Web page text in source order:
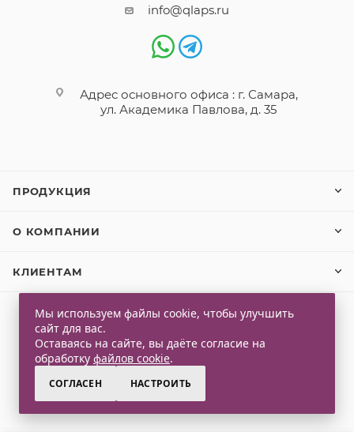
info@qlaps.ru
Адрес основного офиса : г. Самара,
ул. Академика Павлова, д. 35
ПРОДУКЦИЯ
О КОМПАНИИ
КЛИЕНТАМ
2026 © Qlaps. Все права защищены
Мы используем файлы cookie, чтобы улучшить
сайт для вас.
Оставаясь на сайте, вы даёте согласие на
обработку файлов cookie.
СОГЛАСЕН НАСТРОИТЬ